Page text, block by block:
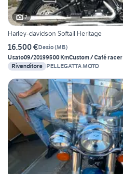
7
Harley-davidson Softail Heritage
16.500 €Desio(MB)
Usato09/20199500 KmCustom / Café racer
Rivenditore PELLEGATTA MOTO